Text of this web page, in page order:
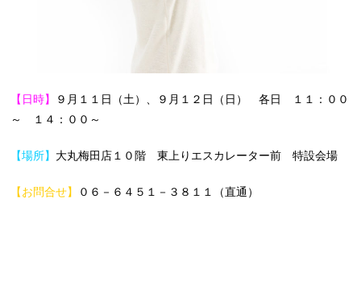
【日時】
９月１１日（土）、９月１２日（日） 各日 １１：００
～ １４：００～
【場所】 大丸梅田店１０階 東上りエスカレーター前 特設会場
【お問合せ】 ０６－６４５１－３８１１（直通）